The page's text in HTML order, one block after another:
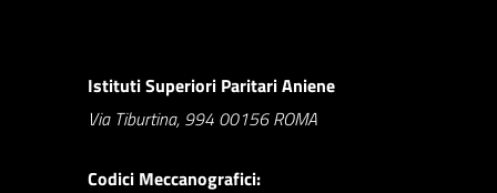
Istituti Superiori Paritari Aniene
Via Tiburtina, 994 00156 ROMA
Codici Meccanografici: